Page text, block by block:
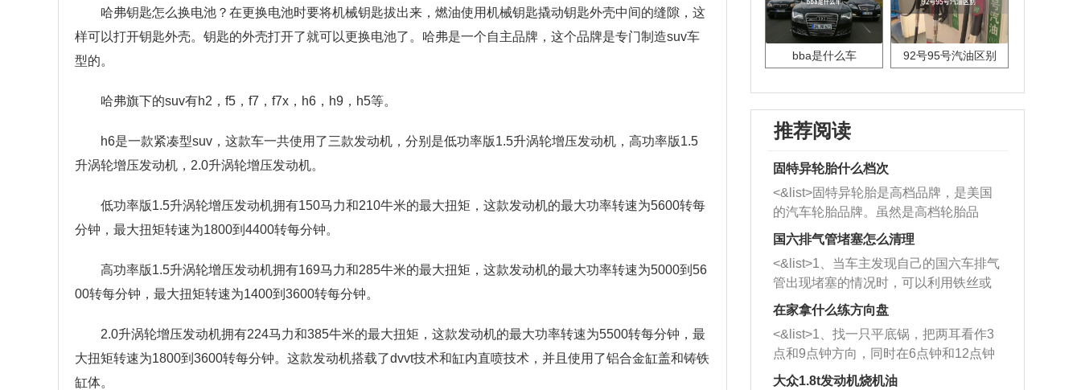
哈弗钥匙怎么换电池？ 在更换电池时要将机械钥匙拔出来，燃油使用机械钥匙撬动钥匙外壳中间的缝隙，这
样可以打开钥匙外壳。钥匙的外壳打开了就可以更换电池了。哈弗是一个自主品牌，这个品牌是专门制造suv车
型的。
哈弗旗下的suv有h2，f5，f7，f7x，h6，h9，h5等。
h6是一款紧凑型suv，这款车一共使用了三款发动机，分别是低功率版1.5升涡轮增压发动机，高功率版1.5
升涡轮增压发动机，2.0升涡轮增压发动机。
低功率版1.5升涡轮增压发动机拥有150马力和210牛米的最大扭矩，这款发动机的最大功率转速为5600转每
分钟，最大扭矩转速为1800到4400转每分钟。
高功率版1.5升涡轮增压发动机拥有169马力和285牛米的最大扭矩，这款发动机的最大功率转速为5000到56
00转每分钟，最大扭矩转速为1400到3600转每分钟。
2.0升涡轮增压发动机拥有224马力和385牛米的最大扭矩，这款发动机的最大功率转速为5500转每分钟，最
大扭矩转速为1800到3600转每分钟。这款发动机搭载了dvvt技术和缸内直喷技术，并且使用了铝合金缸盖和铸铁
缸体。
bba是什么车 92号95号汽油区别
推荐阅读
固特异轮胎什么档次
<&list>固特异轮胎是高档品牌，是美国
的汽车轮胎品牌。虽然是高档轮胎品
牌，但是中高低端的轮胎都有生产，这
也是为了更好的开拓市场。
国六排气管堵塞怎么清理
<&list>1、当车主发现自己的国六车排气
管出现堵塞的情况时，可以利用铁丝或
者是细棍，直接将杂物给取出来，如果
堵塞情况比较严重，也可以采取应急措
施。 <&list>2、直接利用木棍将所有的
杂物推到排气管里面的位置处，然后将
三元催化器拆解开，就可以将堵塞的东
在家拿什么练方向盘
<&list>1、找一只平底锅，把两耳看作3
点和9点钟方向，同时在6点钟和12点钟
方向做一个标记。 <&list>2、双手握住
大众1.8t发动机烧机油